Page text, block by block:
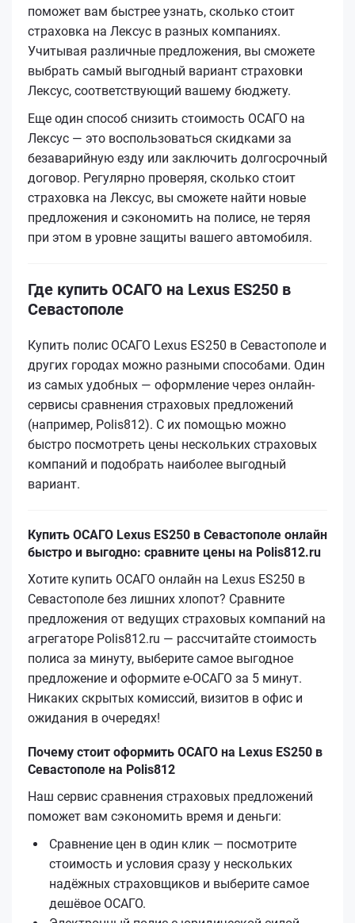
поможет вам быстрее узнать, сколько стоит
страховка на Лексус в разных компаниях.
Учитывая различные предложения, вы сможете
выбрать самый выгодный вариант страховки
Лексус, соответствующий вашему бюджету.
Еще один способ снизить стоимость ОСАГО на
Лексус — это воспользоваться скидками за
безаварийную езду или заключить долгосрочный
договор. Регулярно проверяя, сколько стоит
страховка на Лексус, вы сможете найти новые
предложения и сэкономить на полисе, не теряя
при этом в уровне защиты вашего автомобиля.
Где купить ОСАГО на Lexus ES250 в
Севастополе
Купить полис ОСАГО Lexus ES250 в Севастополе и
других городах можно разными способами. Один
из самых удобных — оформление через онлайн-
сервисы сравнения страховых предложений
(например, Polis812). С их помощью можно
быстро посмотреть цены нескольких страховых
компаний и подобрать наиболее выгодный
вариант.
Купить ОСАГО Lexus ES250 в Севастополе онлайн
быстро и выгодно: сравните цены на Polis812.ru
Хотите купить ОСАГО онлайн на Lexus ES250 в
Севастополе без лишних хлопот? Сравните
предложения от ведущих страховых компаний на
агрегаторе Polis812.ru — рассчитайте стоимость
полиса за минуту, выберите самое выгодное
предложение и оформите е‑ОСАГО за 5 минут.
Никаких скрытых комиссий, визитов в офис и
ожидания в очередях!
Почему стоит оформить ОСАГО на Lexus ES250 в
Севастополе на Polis812
Наш сервис сравнения страховых предложений
поможет вам сэкономить время и деньги:
Сравнение цен в один клик — посмотрите
стоимость и условия сразу у нескольких
надёжных страховщиков и выберите самое
дешёвое ОСАГО.